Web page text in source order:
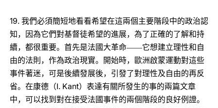
19. 我們必須簡短地看看希望在這兩個主要階段中的政治認
知，因為它們對基督徒希望的進展，為了正確的了解和持
續，都很重要。首先是法國大革命――它想建立理性和自
由的法則，作為政治現實。開始時，歐洲啟蒙運動對這些
事件著迷，可是後續發展後，引發了對理性及自由的再反
省。在康德（I. Kant）表達有關所發生的事的兩篇文章
中，可以找到對在接受法國事件的兩個階段的良好例證。